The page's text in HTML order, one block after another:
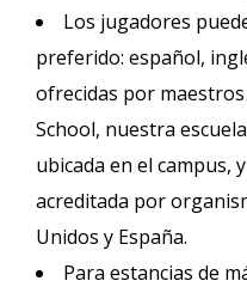
Los jugadores
preferido: español,
ofrecidas por maestros
School, nuestra
ubicada en el campus,
acreditada por
Unidos y España.
Para estancias de